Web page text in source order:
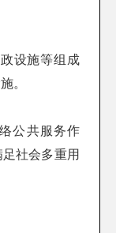
设施等组成
。
公共服务作
社会多重用